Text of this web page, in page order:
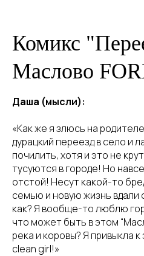
Комикс
Маслово
Даша (мысли):
«Как же я злюсь на
дурацкий переезд в село и
почилить, хотя и это не
тусуются в городе! Но
отстой! Несут какой-то
семью и новую жизнь вдали
как? Я вообще-то люблю
что может быть в этом
река и коровы? Я привыкла
clean girl!»